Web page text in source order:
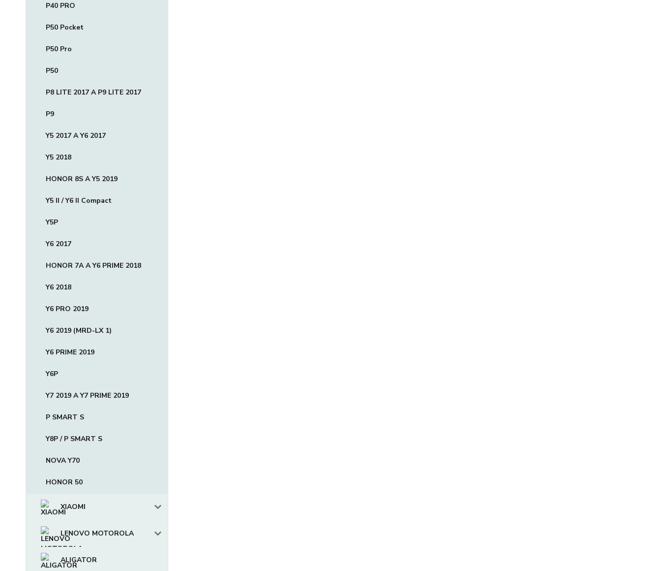
P40 PRO
P50 Pocket
P50 Pro
P50
P8 LITE 2017 A P9 LITE 2017
P9
Y5 2017 A Y6 2017
Y5 2018
HONOR 8S A Y5 2019
Y5 II / Y6 II Compact
Y5P
Y6 2017
HONOR 7A A Y6 PRIME 2018
Y6 2018
Y6 PRO 2019
Y6 2019 (MRD-LX 1)
Y6 PRIME 2019
Y6P
Y7 2019 A Y7 PRIME 2019
P SMART S
Y8P / P SMART S
NOVA Y70
HONOR 50
XIAOMI
LENOVO MOTOROLA
ALIGATOR